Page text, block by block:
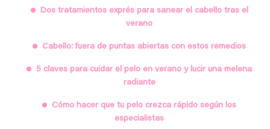
Dos tratamientos exprés para sanear el cabello tras el
verano
Cabello: fuera de puntas abiertas con estos remedios
5 claves para cuidar el pelo en verano y lucir una melena
radiante
Cómo hacer que tu pelo crezca rápido según los
especialistas